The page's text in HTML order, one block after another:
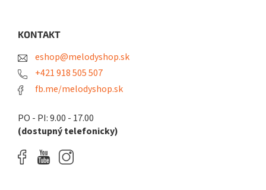
KONTAKT
eshop@melodyshop.sk
+421 918 505 507
fb.me/melodyshop.sk
PO - PI: 9.00 - 17.00
(dostupný telefonicky)